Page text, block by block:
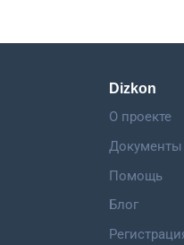
Dizkon
О проекте
Документы
Помощь
Блог